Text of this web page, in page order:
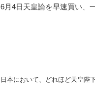
6月4日天皇論を早速買い、
日本において、どれほど天皇陛